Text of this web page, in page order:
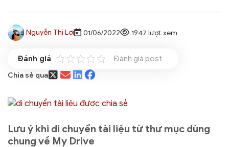
Nguyễn Thị Lợi 01/06/2022 1947 lượt xem
Đánh giá post
Chia sẻ qua
Lưu ý khi di chuyển tài liệu từ thư mục dùng
chung về My Drive